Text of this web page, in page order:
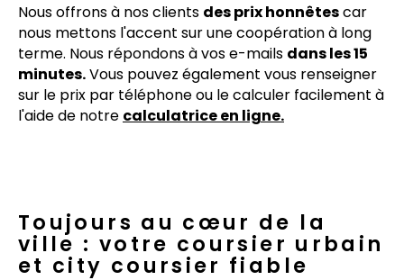
Nous offrons à nos clients des prix honnêtescar
nous mettons l'accent sur une coopération à long
terme. Nous répondons à vos e-mails dans les 15
minutes.Vous pouvez également vous renseigner
sur le prix par téléphone ou le calculer facilement à
l'aide de notre calculatrice en ligne.
Toujours au cœur de la
ville : votre coursier urbain
et city coursier fiable